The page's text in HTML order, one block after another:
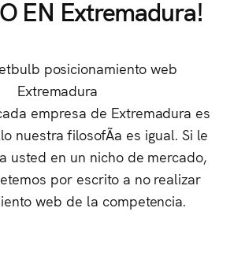
EN Extremadura!
empresa de Extremadura es
nuestra filosofÃ­a es igual. Si le
usted en un nicho de mercado,
por escrito a no realizar
web de la competencia.